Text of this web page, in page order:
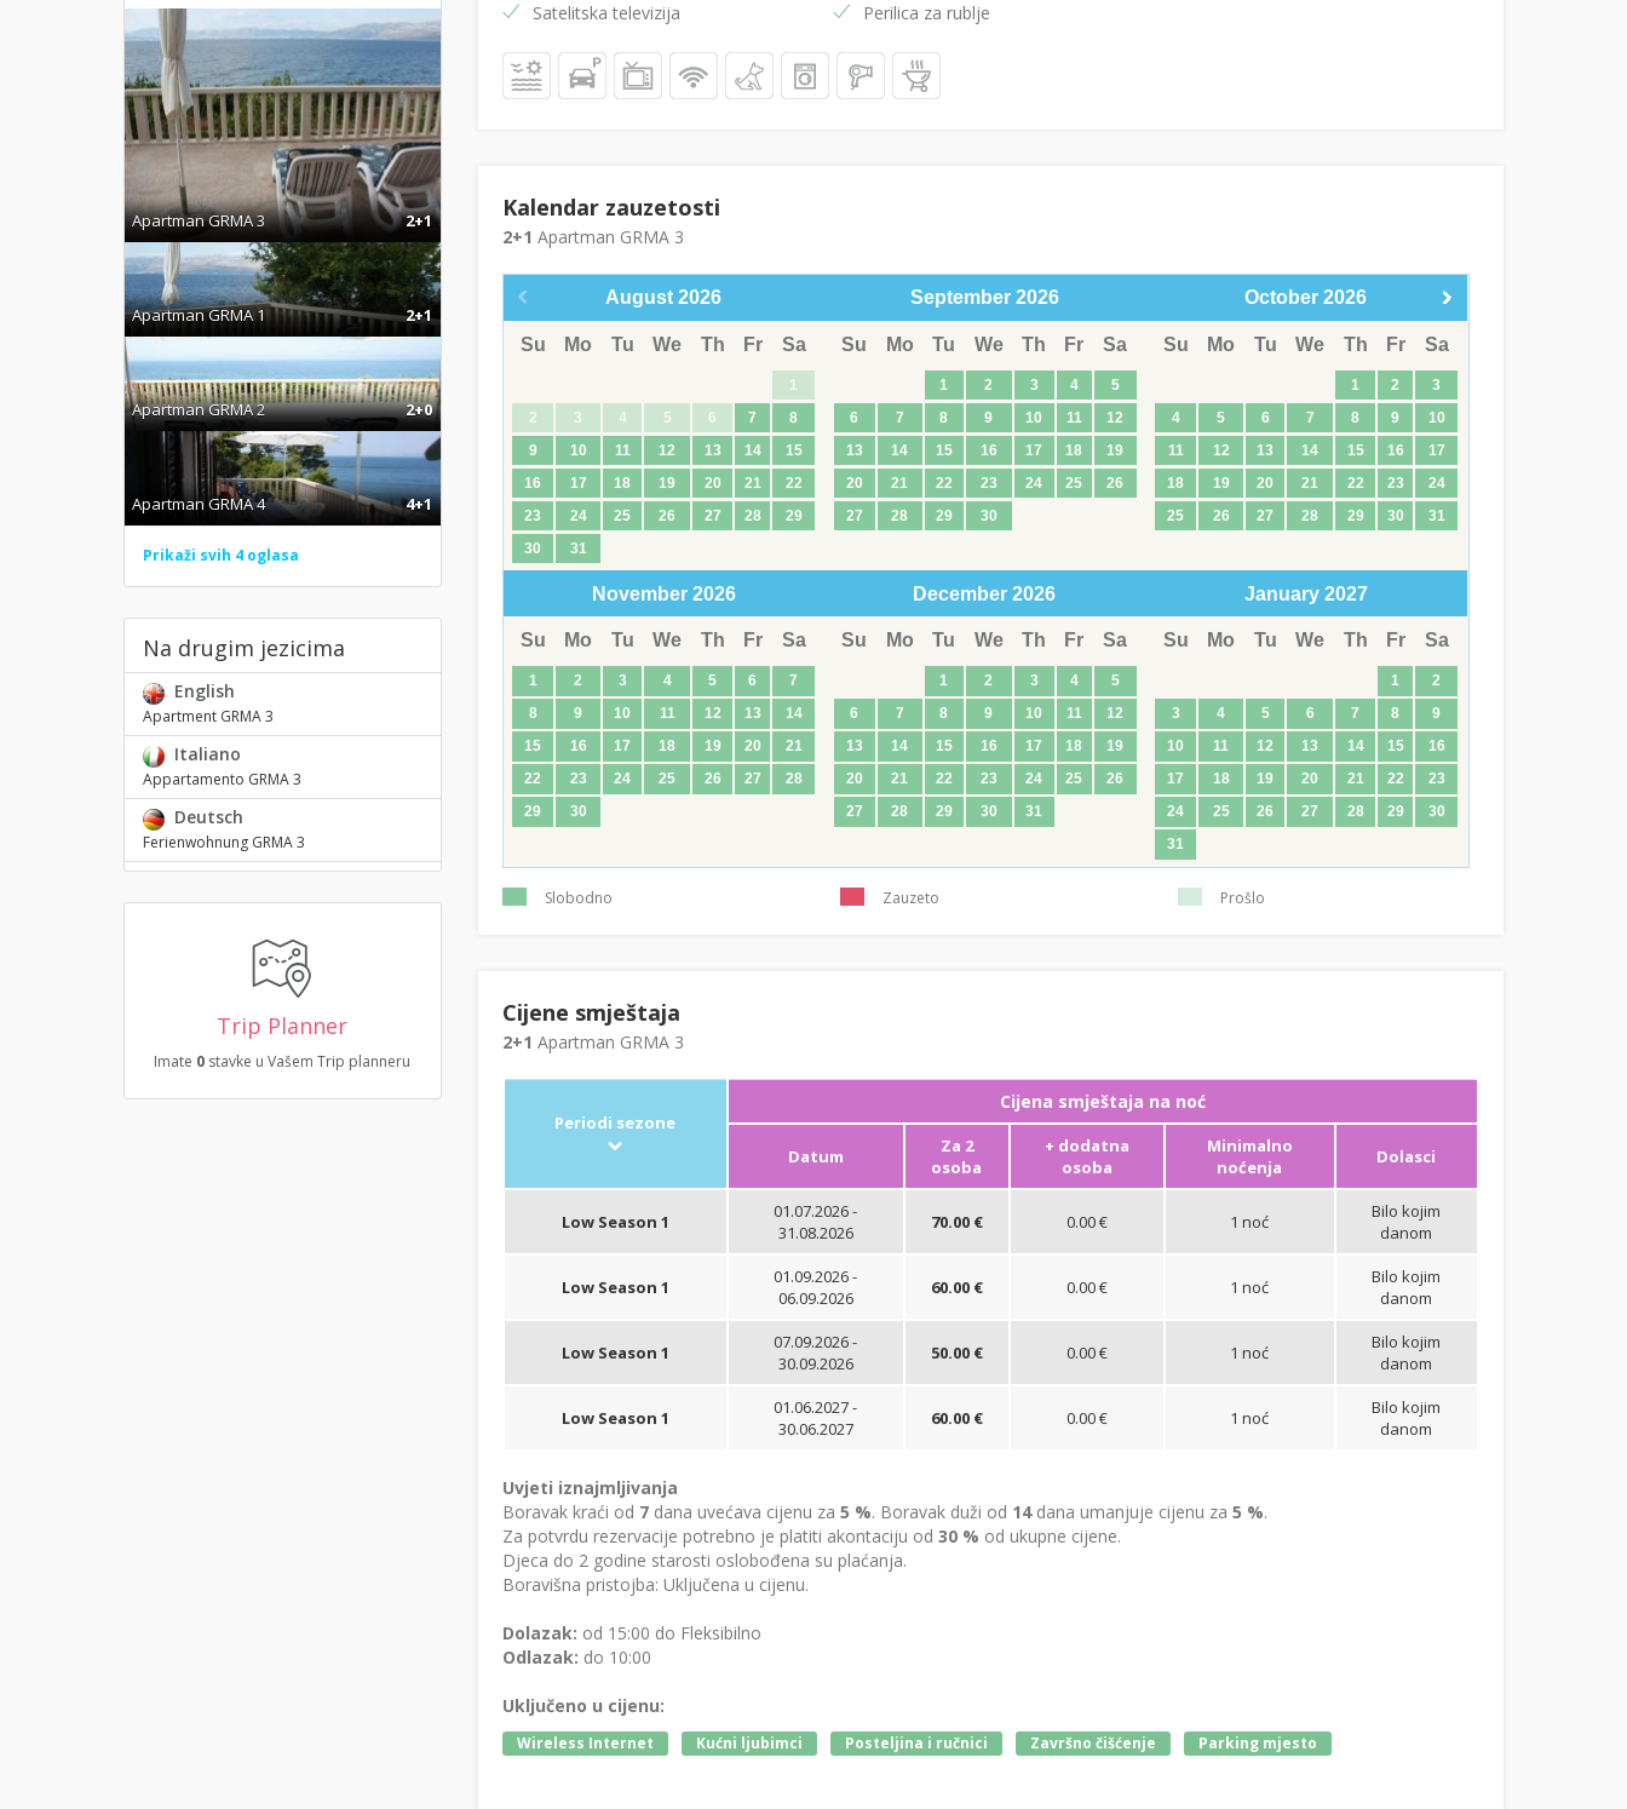
Apartman GRMA 3 2+1
Apartman GRMA 1 2+1
Apartman GRMA 2 2+0
Apartman GRMA 4 4+1
Prikaži svih 4 oglasa
Na drugim jezicima
English
Apartment GRMA 3
Italiano
Appartamento GRMA 3
Deutsch
Ferienwohnung GRMA 3
Trip Planner
Imate 0 stavke u Vašem Trip planneru
Satelitska televizija
Perilica za rublje
Kalendar zauzetosti
2+1 Apartman GRMA 3
August 2026
Su Mo Tu We Th Fr Sa
1
2
3 4 5 6 7
8
9
10 11 12 13 14
15
16
17 18 19 20 21
22
23
24 25 26 27 28
29
30
31
September 2026
Su Mo Tu We Th Fr Sa
1 2 3 4
5
6
7 8 9 10 11
12
13
14 15 16 17 18
19
20
21 22 23 24 25
26
27
28 29 30
October 2026
Su Mo Tu We Th Fr Sa
1 2
3
4
5 6 7 8 9
10
11
12 13 14 15 16
17
18
19 20 21 22 23
24
25
26 27 28 29 30 31
November 2026
Su Mo Tu We Th Fr Sa
1 2 3 4 5 6
7
8
9 10 11 12 13
14
15
16 17 18 19 20
21
22
23 24 25 26 27
28
29
30
December 2026
Su Mo Tu We Th Fr Sa
1 2 3 4
5
6
7 8 9 10 11
12
13
14 15 16 17 18
19
20
21 22 23 24 25
26
27
28 29 30 31
January 2027
Su Mo Tu We Th Fr Sa
1
2
3
4 5 6 7 8
9
10
11 12 13 14 15
16
17
18 19 20 21 22
23
24
25 26 27 28 29
30
31
Slobodno Zauzeto Prošlo
Cijene smještaja
2+1 Apartman GRMA 3
Periodi sezone
Cijena smještaja na noć
Datum
Za 2
osoba
+ dodatna
osoba
Minimalno
noćenja
Dolasci
Low Season 1
01.07.2026 -
31.08.2026
70.00 € 0.00 € 1 noć
Bilo kojim
danom
Low Season 1
01.09.2026 -
06.09.2026
60.00 € 0.00 € 1 noć
Bilo kojim
danom
Low Season 1
07.09.2026 -
30.09.2026
50.00 € 0.00 € 1 noć
Bilo kojim
danom
Low Season 1
01.06.2027 -
30.06.2027
60.00 € 0.00 € 1 noć
Bilo kojim
danom
Uvjeti iznajmljivanja
Boravak kraći od 7dana uvećava cijenu za 5 %. Boravak duži od 14dana umanjuje cijenu za 5 %.
Za potvrdu rezervacije potrebno je platiti akontaciju od 30 % od ukupne cijene.
Djeca do 2 godine starosti oslobođena su plaćanja.
Boravišna pristojba: Uključena u cijenu.
Dolazak: od 15:00 do Fleksibilno
Odlazak: do 10:00
Uključeno u cijenu:
Wireless Internet Kućni ljubimci Posteljina i ručnici Završno čišćenje Parking mjesto